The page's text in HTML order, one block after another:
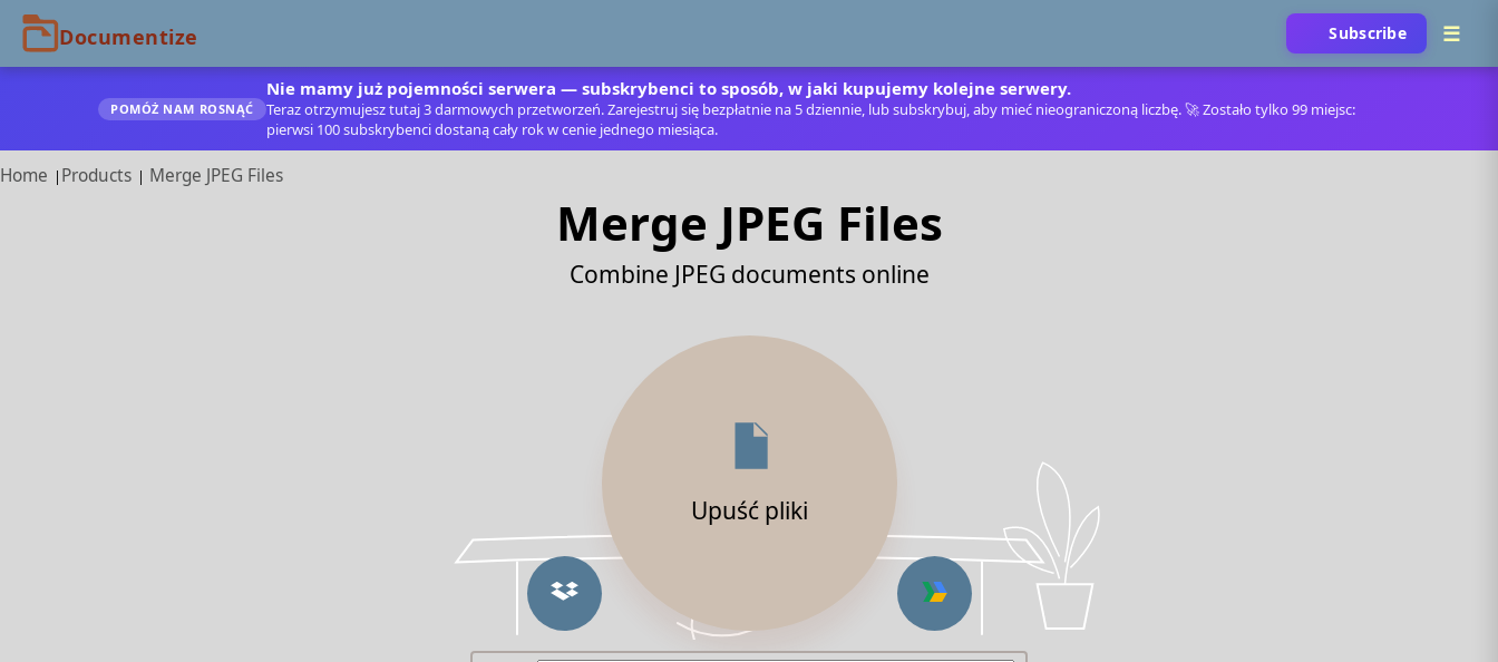
Subscribe
POMÓŻ NAM ROSNĄĆ
Nie mamy już pojemności serwera — subskrybenci to sposób, w jaki kupujemy kolejne serwery.
Teraz otrzymujesz tutaj 3 darmowych przetworzeń. Zarejestruj się bezpłatnie na 5 dziennie, lub subskrybuj, aby mieć nieograniczoną liczbę. 🚀 Zostało tylko 99 miejsc:
pierwsi 100 subskrybenci dostaną cały rok w cenie jednego miesiąca.
Home Products Merge JPEG Files
Merge JPEG Files
Combine JPEG documents online
Upuść pliki